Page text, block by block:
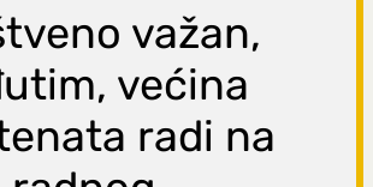
važan,
većina
radi na